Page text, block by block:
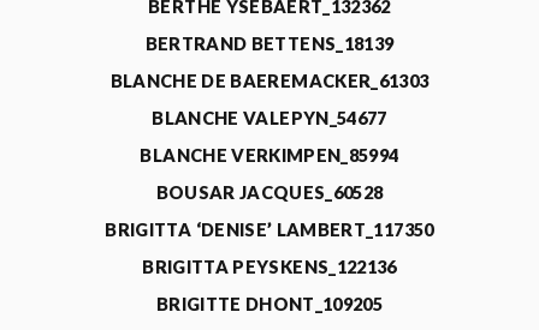
BERTHE YSEBAERT_132362
BERTRAND BETTENS_18139
BLANCHE DE BAEREMACKER_61303
BLANCHE VALEPYN_54677
BLANCHE VERKIMPEN_85994
BOUSAR JACQUES_60528
BRIGITTA ‘DENISE’ LAMBERT_117350
BRIGITTA PEYSKENS_122136
BRIGITTE DHONT_109205